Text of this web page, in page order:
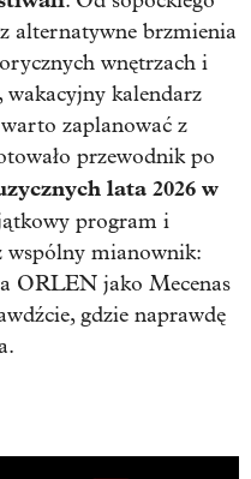
alternatywne brzmienia
wnętrzach i
kalendarz
zaplanować z
przewodnik po
lata 2026 w
program i
wspólny mianownik:
ORLEN jako Mecenas
gdzie naprawdę